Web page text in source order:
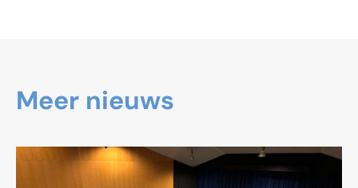
Meer nieuws